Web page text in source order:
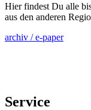
Hier findest Du alle
aus den anderen
archiv / e-paper
Service